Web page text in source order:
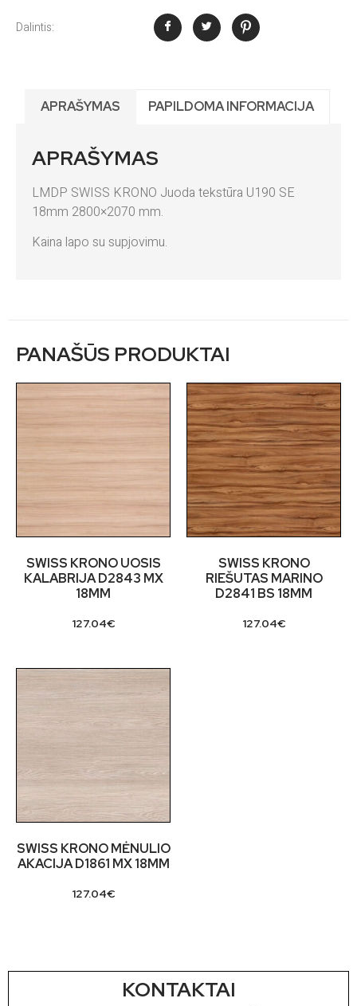
Dalintis:
APRAŠYMAS PAPILDOMA INFORMACIJA
APRAŠYMAS
LMDP SWISS KRONO Juoda tekstūra U190 SE
18mm 2800×2070 mm.
Kaina lapo su supjovimu.
PANAŠŪS PRODUKTAI
SWISS KRONO UOSIS
KALABRIJA D2843 MX
18MM
127.04€
SWISS KRONO
RIEŠUTAS MARINO
D2841 BS 18MM
127.04€
SWISS KRONO MĖNULIO
AKACIJA D1861 MX 18MM
127.04€
KONTAKTAI